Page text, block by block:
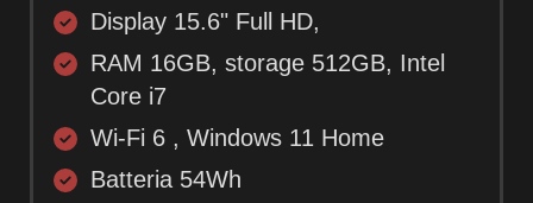
Display 15.6" Full HD,
RAM 16GB, storage 512GB, Intel
Core i7
Wi-Fi 6 , Windows 11 Home
Batteria 54Wh